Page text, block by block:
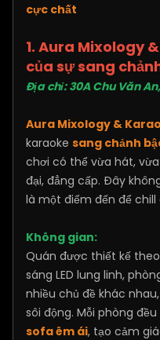
cực chất
1. Aura Mixology
của sự sang
Địa chỉ: 30A Chu Văn
Aura Mixology &
karaoke sang chảnh
chơi có thể vừa hát,
đại, đẳng cấp. Đây
là một điểm đến để chill
Không gian:
Quán được thiết kế
sáng LED lung linh,
nhiều chủ đề khác
sôi động. Mỗi phòng
sofa êm ái, tạo cảm